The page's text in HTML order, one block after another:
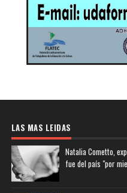
LAS MAS LEIDAS
Natalia Cometto,
fue del país "por